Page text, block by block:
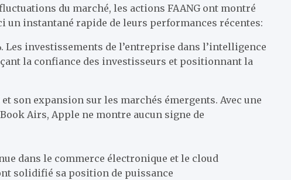
du marché, les actions FAANG ont montré
un instantané rapide de leurs performances récentes:
investissements de l’entreprise dans l’intelligence
la confiance des investisseurs et positionnant la
son expansion sur les marchés émergents. Avec une
Airs, Apple ne montre aucun signe de
dans le commerce électronique et le cloud
solidifié sa position de puissance